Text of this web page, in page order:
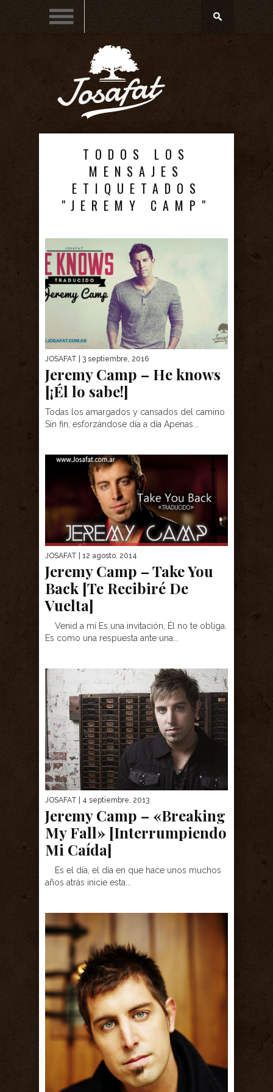
TODOS LOS
MENSAJES
ETIQUETADOS
"JEREMY CAMP"
JOSAFAT | 3 septiembre, 2016
Jeremy Camp – He knows
[¡Él lo sabe!]
Todas los amargados y cansados del camino
Sin fin, esforzándose día a día Apenas...
JOSAFAT | 12 agosto, 2014
Jeremy Camp – Take You
Back [Te Recibiré De
Vuelta]
Venid a mí Es una invitación, Él no te obliga.
Es como una respuesta ante una...
JOSAFAT | 4 septiembre, 2013
Jeremy Camp – «Breaking
My Fall» [Interrumpiendo
Mi Caída]
Es el día, el día en que hace unos muchos
años atrás inicie esta...